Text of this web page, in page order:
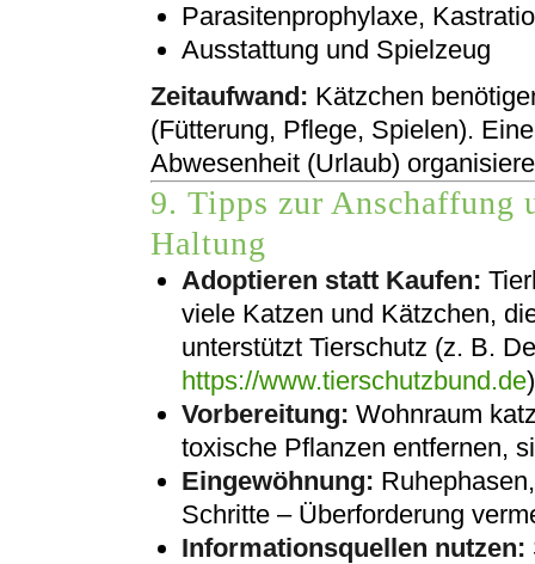
Parasitenprophylaxe,
Ausstattung und Spielzeug
Zeitaufwand: Kätzchen
(Fütterung, Pflege, Spielen).
Abwesenheit (Urlaub)
9. Tipps zur Anschaffung
Haltung
Adoptieren statt Kaufen:
viele Katzen und Kätzchen,
unterstützt Tierschutz (z. B.
https://www.tierschutzbund.de
Vorbereitung: Wohnraum
toxische Pflanzen entfernen,
Eingewöhnung:
Schritte – Überforderung
Informationsquellen nutzen: